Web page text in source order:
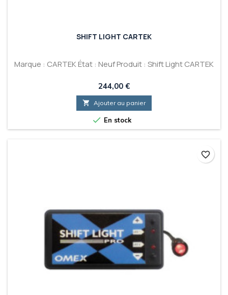
SHIFT LIGHT CARTEK
Marque : CARTEK État : Neuf Produit : Shift Light CARTEK
Prix
244,00 €
 Ajouter au panier
 En stock
favorite_border